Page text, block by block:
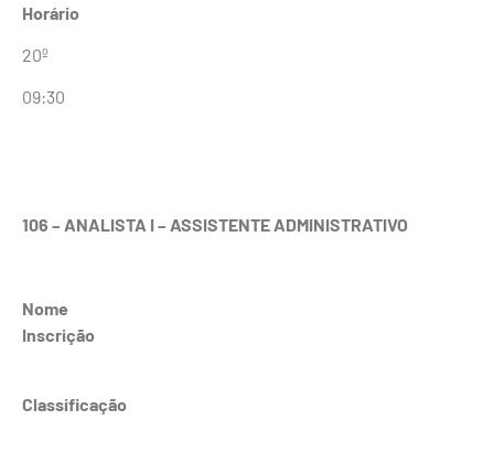
Horário
20º
09:30
106 – ANALISTA I – ASSISTENTE ADMINISTRATIVO
Nome
Inscrição
Classificação